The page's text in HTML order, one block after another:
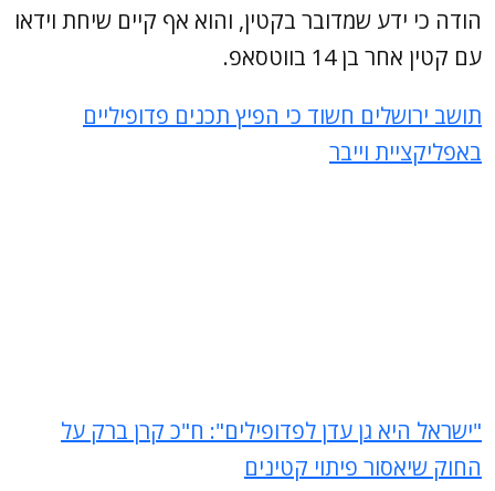
הודה כי ידע שמדובר בקטין, והוא אף קיים שיחת וידאו
עם קטין אחר בן 14 בווטסאפ.
תושב ירושלים חשוד כי הפיץ תכנים פדופיליים
באפליקציית וייבר
"ישראל היא גן עדן לפדופילים": ח"כ קרן ברק על
החוק שיאסור פיתוי קטינים